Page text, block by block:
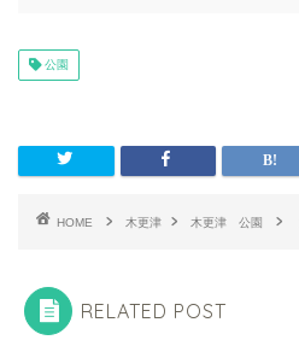
公園
HOME 木更津 木更津 公園
RELATED POST